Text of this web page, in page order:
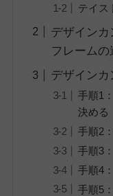
テイス
デザイン
フレームの
デザインカ
手順1
決める
手順2
手順3
手順4
手順5